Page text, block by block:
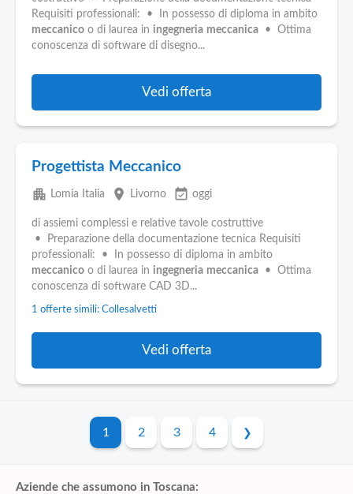
Requisiti professionali: • In possesso di diploma in ambito
meccanico o di laurea in ingegneria meccanica • Ottima
conoscenza di software di disegno...
Vedi offerta
Progettista Meccanico
apartment Lomia Italia place Livorno event_available oggi
di assiemi complessi e relative tavole costruttive
• Preparazione della documentazione tecnica Requisiti
professionali: • In possesso di diploma in ambito
meccanico o di laurea in ingegneria meccanica • Ottima
conoscenza di software CAD 3D...
1 offerte simili: Collesalvetti
Vedi offerta
1 2 3 4
Aziende che assumono in Toscana: